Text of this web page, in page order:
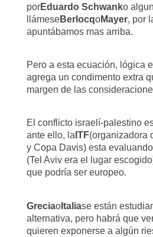
porEduardo Schwanko
llámeseBerlocqoMayer, por
apuntábamos mas arriba.
Pero a esta ecuación, lógica
agrega un condimento extra
margen de las
El conflicto israelí-palestino
ante ello, laITF(organizadora
y Copa Davis) esta
(Tel Aviv era el lugar
que podría ser europeo.
GreciaoItaliase están
alternativa, pero habrá que
quieren exponerse a algún